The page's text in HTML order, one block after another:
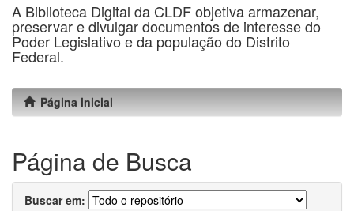
A Biblioteca Digital da CLDF objetiva armazenar,
preservar e divulgar documentos de interesse do
Poder Legislativo e da população do Distrito
Federal.
Página inicial
Página de Busca
Buscar em: